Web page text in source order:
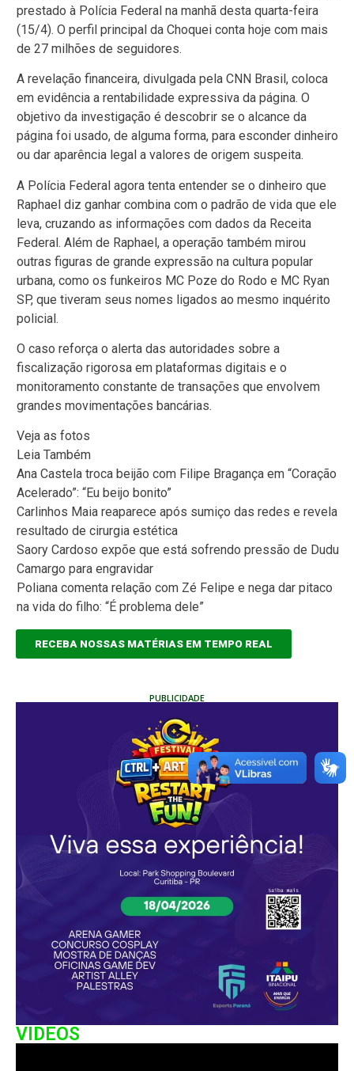
prestado à Polícia Federal na manhã desta quarta-feira
(15/4). O perfil principal da Choquei conta hoje com mais
de 27 milhões de seguidores.
A revelação financeira, divulgada pela CNN Brasil, coloca
em evidência a rentabilidade expressiva da página. O
objetivo da investigação é descobrir se o alcance da
página foi usado, de alguma forma, para esconder dinheiro
ou dar aparência legal a valores de origem suspeita.
A Polícia Federal agora tenta entender se o dinheiro que
Raphael diz ganhar combina com o padrão de vida que ele
leva, cruzando as informações com dados da Receita
Federal. Além de Raphael, a operação também mirou
outras figuras de grande expressão na cultura popular
urbana, como os funkeiros MC Poze do Rodo e MC Ryan
SP, que tiveram seus nomes ligados ao mesmo inquérito
policial.
O caso reforça o alerta das autoridades sobre a
fiscalização rigorosa em plataformas digitais e o
monitoramento constante de transações que envolvem
grandes movimentações bancárias.
Veja as fotos
Leia Também
Ana Castela troca beijão com Filipe Bragança em “Coração
Acelerado”: “Eu beijo bonito”
Carlinhos Maia reaparece após sumiço das redes e revela
resultado de cirurgia estética
Saory Cardoso expõe que está sofrendo pressão de Dudu
Camargo para engravidar
Poliana comenta relação com Zé Felipe e nega dar pitaco
na vida do filho: “É problema dele”
RECEBA NOSSAS MATÉRIAS EM TEMPO REAL
PUBLICIDADE
VIDEOS